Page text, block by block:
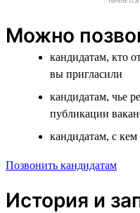
Можно
кандидатам, кто
вы пригласили
кандидатам, чье
публикации
кандидатам, с
Позвонить кандидатам
История и